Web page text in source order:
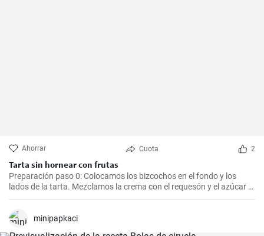
Ahorrar Cuota 2
Tarta sin hornear con frutas
Preparación paso 0: Colocamos los bizcochos en el fondo y los
lados de la tarta. Mezclamos la crema con el requesón y el azúcar y
lo colocamos en capas sobre los bizcochos, donde ponemos la
minipapkaci